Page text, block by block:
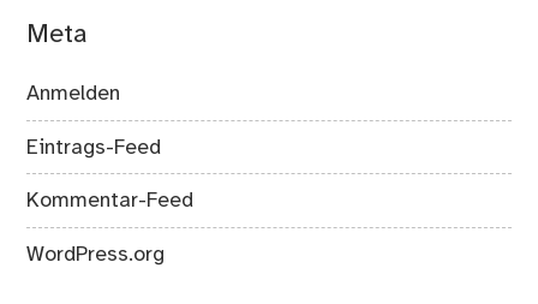
Meta
Anmelden
Eintrags-Feed
Kommentar-Feed
WordPress.org